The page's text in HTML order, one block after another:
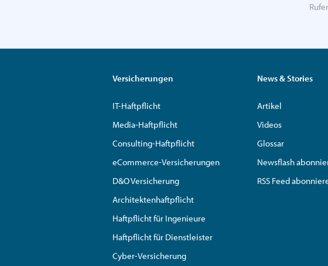
Versicherungen
IT-Haftpflicht
Media-Haftpflicht
Consulting-Haftpflicht
eCommerce-Versicherungen
D&O Versicherung
Architektenhaftpflicht
Haftpflicht für Ingenieure
Haftpflicht für Dienstleister
Cyber-Versicherung
News & Stories
Artikel
Videos
Glossar
Newsflash
RSS Feed